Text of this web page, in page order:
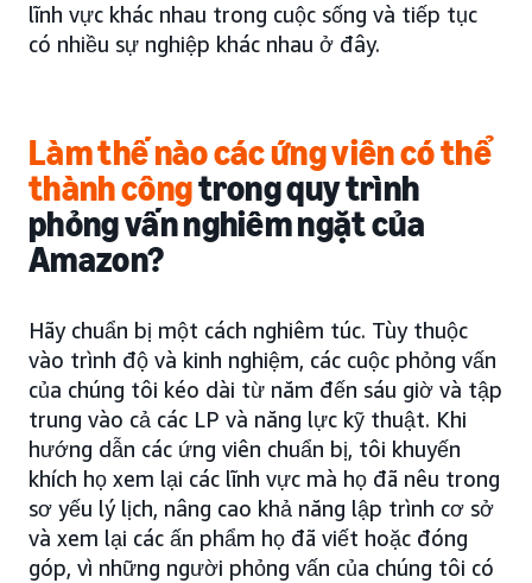
lĩnh vực khác nhau trong cuộc sống và tiếp tục
có nhiều sự nghiệp khác nhau ở đây.
Làm thế nào các ứng viên có thể
thành côngtrong quy trình
phỏng vấn nghiêm ngặt của
Amazon?
Hãy chuẩn bị một cách nghiêm túc. Tùy thuộc
vào trình độ và kinh nghiệm, các cuộc phỏng vấn
của chúng tôi kéo dài từ năm đến sáu giờ và tập
trung vào cả các LP và năng lực kỹ thuật. Khi
hướng dẫn các ứng viên chuẩn bị, tôi khuyến
khích họ xem lại các lĩnh vực mà họ đã nêu trong
sơ yếu lý lịch, nâng cao khả năng lập trình cơ sở
và xem lại các ấn phẩm họ đã viết hoặc đóng
góp, vì những người phỏng vấn của chúng tôi có